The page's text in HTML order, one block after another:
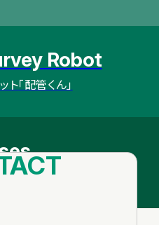
Robot
ト「配管くん」
事実績